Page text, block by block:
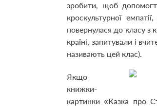
зробити, щоб
кроскультурної
повернулася до класу з
країні, запитували і
називають цей клас).
Якщо
книжки-
картинки «Казка про